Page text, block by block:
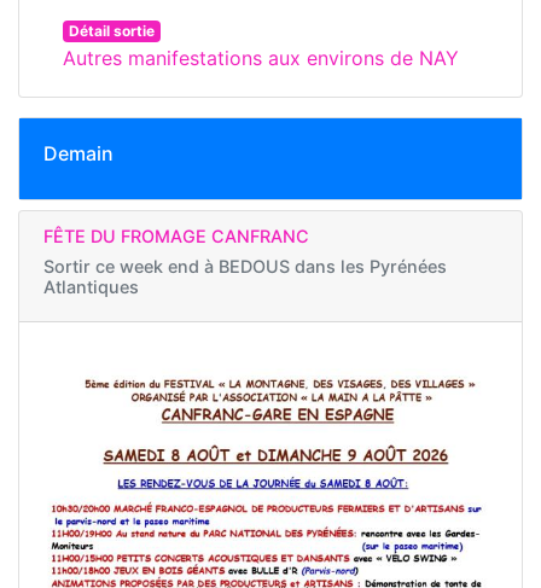
Détail sortie
Autres manifestations aux environs de NAY
Demain
FÊTE DU FROMAGE CANFRANC
Sortir ce week end à BEDOUS dans les Pyrénées
Atlantiques